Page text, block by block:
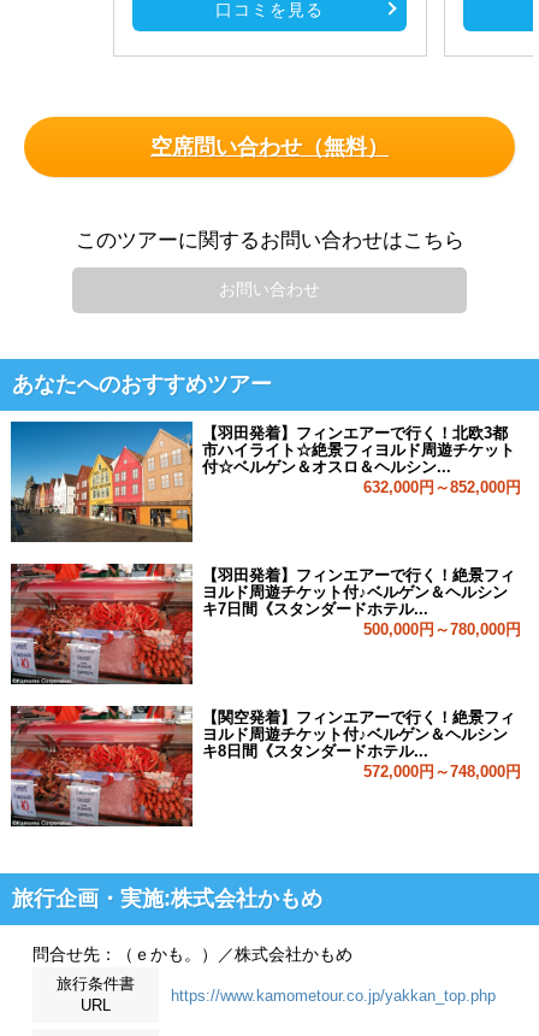
口コミを見る
空席問い合わせ（無料）
このツアーに関するお問い合わせはこちら
お問い合わせ
あなたへのおすすめツアー
【羽田発着】フィンエアーで行く！北欧3都
市ハイライト☆絶景フィヨルド周遊チケット
付☆ベルゲン＆オスロ＆ヘルシン...
632,000円～852,000円
【羽田発着】フィンエアーで行く！絶景フィ
ヨルド周遊チケット付♪ベルゲン＆ヘルシン
キ7日間《スタンダードホテル...
500,000円～780,000円
【関空発着】フィンエアーで行く！絶景フィ
ヨルド周遊チケット付♪ベルゲン＆ヘルシン
キ8日間《スタンダードホテル...
572,000円～748,000円
旅行企画・実施:株式会社かもめ
問合せ先：（ｅかも。）／株式会社かもめ
旅行条件書
URL
https://www.kamometour.co.jp/yakkan_top.php